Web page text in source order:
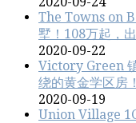
The Towns on
墅！108万起，
2020-09-22
Victory Green
绕的黄金学区房！
2020-09-19
Union Village